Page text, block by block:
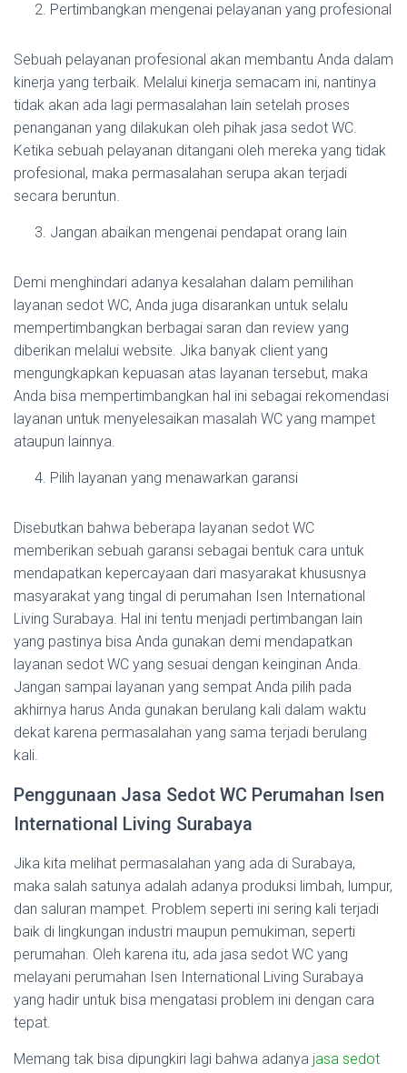
Pertimbangkan mengenai pelayanan yang profesional
Sebuah pelayanan profesional akan membantu Anda dalam
kinerja yang terbaik. Melalui kinerja semacam ini, nantinya
tidak akan ada lagi permasalahan lain setelah proses
penanganan yang dilakukan oleh pihak jasa sedot WC.
Ketika sebuah pelayanan ditangani oleh mereka yang tidak
profesional, maka permasalahan serupa akan terjadi
secara beruntun.
Jangan abaikan mengenai pendapat orang lain
Demi menghindari adanya kesalahan dalam pemilihan
layanan sedot WC, Anda juga disarankan untuk selalu
mempertimbangkan berbagai saran dan review yang
diberikan melalui website. Jika banyak client yang
mengungkapkan kepuasan atas layanan tersebut, maka
Anda bisa mempertimbangkan hal ini sebagai rekomendasi
layanan untuk menyelesaikan masalah WC yang mampet
ataupun lainnya.
Pilih layanan yang menawarkan garansi
Disebutkan bahwa beberapa layanan sedot WC
memberikan sebuah garansi sebagai bentuk cara untuk
mendapatkan kepercayaan dari masyarakat khususnya
masyarakat yang tingal di perumahan Isen International
Living Surabaya. Hal ini tentu menjadi pertimbangan lain
yang pastinya bisa Anda gunakan demi mendapatkan
layanan sedot WC yang sesuai dengan keinginan Anda.
Jangan sampai layanan yang sempat Anda pilih pada
akhirnya harus Anda gunakan berulang kali dalam waktu
dekat karena permasalahan yang sama terjadi berulang
kali.
Penggunaan Jasa Sedot WC Perumahan Isen
International Living Surabaya
Jika kita melihat permasalahan yang ada di Surabaya,
maka salah satunya adalah adanya produksi limbah, lumpur,
dan saluran mampet. Problem seperti ini sering kali terjadi
baik di lingkungan industri maupun pemukiman, seperti
perumahan. Oleh karena itu, ada jasa sedot WC yang
melayani perumahan Isen International Living Surabaya
yang hadir untuk bisa mengatasi problem ini dengan cara
tepat.
Memang tak bisa dipungkiri lagi bahwa adanya jasa sedot